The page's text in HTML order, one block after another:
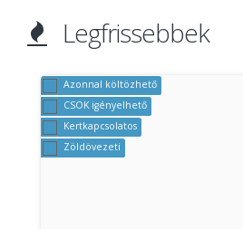
Legfrissebbek
Azonnal költözhető
CSOK igényelhető
Kertkapcsolatos
Zöldövezeti